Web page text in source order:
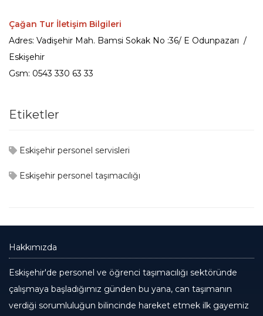
Çağan Tur İletişim Bilgileri
Adres: Vadişehir Mah. Bamsi Sokak No :36/ E Odunpazarı /
Eskişehir
Gsm: 0543 330 63 33
Etiketler
Eskişehir personel servisleri
Eskişehir personel taşımacılığı
Hakkımızda
Eskişehir'de personel ve öğrenci taşımacılığı sektöründe
çalışmaya başladığımız günden bu yana, can taşımanın
verdiği sorumluluğun bilincinde hareket etmek ilk gayemiz